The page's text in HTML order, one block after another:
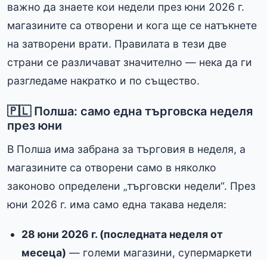
важно да знаете кои недели през юни 2026 г.
магазините са отворени и кога ще се натъкнете
на затворени врати. Правилата в тези две
страни се различават значително — нека да ги
разгледаме накратко и по същество.
🇵🇱 Полша: само една търговска неделя
през юни
В Полша има забрана за търговия в неделя, а
магазините са отворени само в няколко
законово определени „търговски недели“. През
юни 2026 г. има само една такава неделя:
28 юни 2026 г. (последната неделя от
месеца) — големи магазини, супермаркети